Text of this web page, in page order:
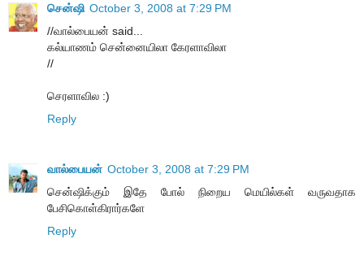
சென்ஷி October 3, 2008 at 7:29 PM
//வால்பையன் said...
கல்யாணம் சென்னையிலா கேரளாவிலா
//
செரளாவில :)
Reply
வால்பையன் October 3, 2008 at 7:29 PM
சென்ஷிக்கும் இதே போல் நிறைய மெயில்கள் வருவதாக
பேசிகொள்கிரார்களே
Reply